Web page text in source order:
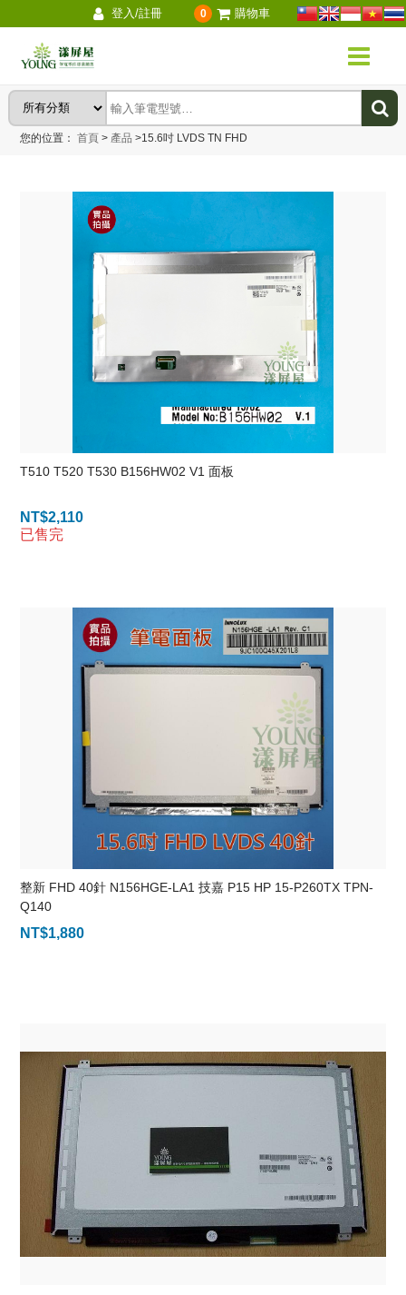
登入/註冊 0 購物車
您的位置：首頁 > 產品>15.6吋 LVDS TN FHD
T510 T520 T530 B156HW02 V1 面板
NT$2,110
已售完
整新 FHD 40針 N156HGE-LA1 技嘉 P15 HP 15-P260TX TPN-
Q140
NT$1,880